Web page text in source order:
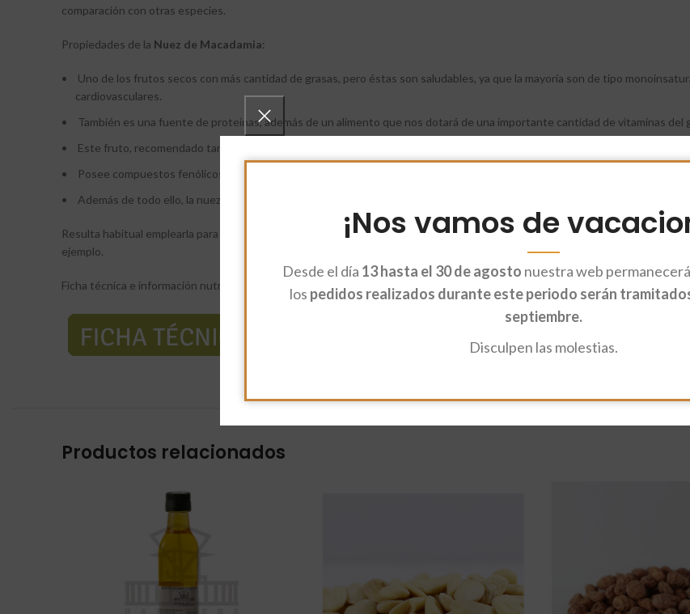
¡Nos vamos de
Desde el día 13 hasta el 30 de agosto nuestra web
los pedidos realizados durante este periodo serán
septiembre.
Disculpen las molestias.
comparación con otras especies.
Propiedades de la Nuez de Macadamia:
Uno de los frutos secos con más cantidad de grasas, pero éstas son saludables, ya que la mayoría son de tipo
cardiovasculares.
También es una fuente de proteínas, además de un alimento que nos dotará de una importante cantidad de vitaminas del
Este fruto, recomendado tanto para niños como para adultos, y que se aconseja especialmente para los deportistas ya
Posee compuestos fenólicos como el catecol y pirogalol con propiedades antioxidantes que contribuyen a evitar
Además de todo ello, la nuez de macadamia no contiene gluten, por lo que aquellas personas que sean celíacas o
Resulta habitual emplearla para elaborar postres como magdalenas y pasteles como el brownie de chocolate y también en el
ejemplo.
Ficha técnica e información nutricional:
Productos relacionados